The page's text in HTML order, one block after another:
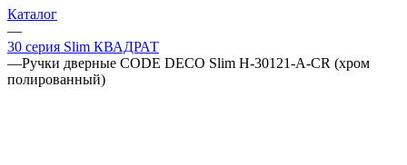
Каталог
—
30 серия Slim КВАДРАТ
—Ручки дверные CODE DECO Slim H-30121-A-CR (хром
полированный)